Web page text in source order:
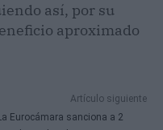
así, por su
aproximado
Artículo siguiente
Eurocámara sanciona a 2